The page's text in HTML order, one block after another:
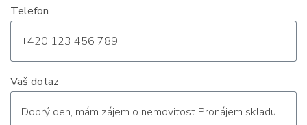
Telefon
Vaš dotaz